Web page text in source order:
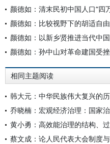
颜德如：清末民初中国人口“四
颜德如：比较视野下的胡适自
颜德如：以新乡贤推进当代中
颜德如：孙中山对革命建国受
相同主题阅读
韩大元：中华民族伟大复兴的
黄小勇：高效能治理的结构、
蔡文成：论人民代表大会制度